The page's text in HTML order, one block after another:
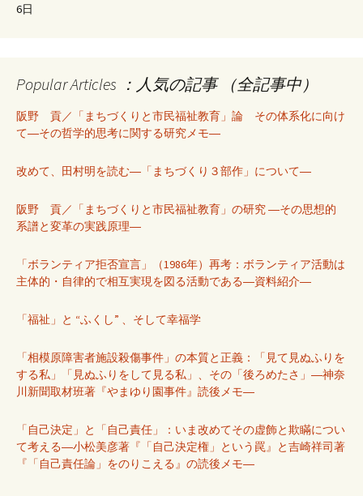
6日
Popular Articles ：人気の記事 （全記事中）
阪野 貢／「まちづくりと市民福祉教育」論 その体系化に向け
て―その哲学的思考に関する研究メモ―
改めて、田村明を読む―「まちづくり３部作」について―
阪野 貢／「まちづくりと市民福祉教育」の研究 ―その思想的
系譜と変革の実践原理―
「ボランティア拒否宣言」（1986年）再考：ボランティア活動は
主体的・自律的で相互実現を図る活動である―資料紹介―
「福祉」と “ふくし” 、そして幸福学
「相模原障害者施設殺傷事件」の本質と正義：「見て見ぬふりを
する私」「見ぬふりをして見る私」、その「後ろめたさ」―神奈
川新聞取材班著『やまゆり園事件』読後メモ―
「自己決定」と「自己責任」：いま改めてその虚飾と欺瞞につい
て考える―小松美彦著『「自己決定権」という罠』と吉崎祥司著
『「自己責任論」をのりこえる』の読後メモ―